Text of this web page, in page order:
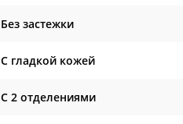
Без застежки
С гладкой кожей
С 2 отделениями